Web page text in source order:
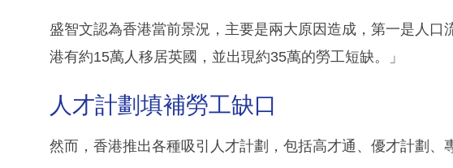
盛智文認為香港當前景況，主要是兩大原因造成，第一是人口
港有約15萬人移居英國，並出現約35萬的勞工短缺。」
人才計劃填補勞工缺口
然而，香港推出各種吸引人才計劃，包括高才通、優才計劃、